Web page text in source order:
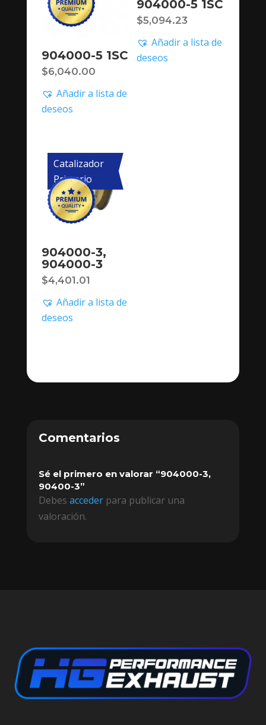
904000-5 1SC
$6,040.00
Añadir a lista de
deseos
904000-5 1SC
$5,094.23
Añadir a lista de
deseos
Catalizador
Primario
904000-3,
904000-3
$4,401.01
Añadir a lista de
deseos
Comentarios
Sé el primero en valorar “904000-3,
90400-3”
Debes accederpara publicar una
valoración.